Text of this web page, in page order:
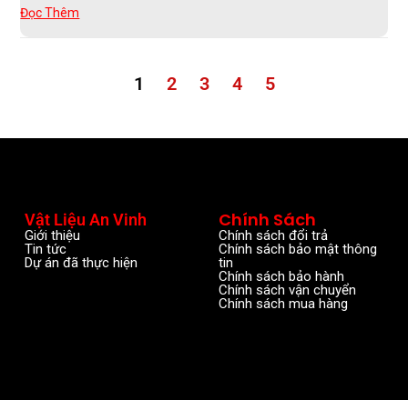
Đọc Thêm
1 2 3 4 5
Vật Liệu An Vinh
Giới thiệu
Tin tức
Dự án đã thực hiện
Chính Sách
Chính sách đổi trả
Chính sách bảo mật thông
tin
Chính sách bảo hành
Chính sách vận chuyển
Chính sách mua hàng